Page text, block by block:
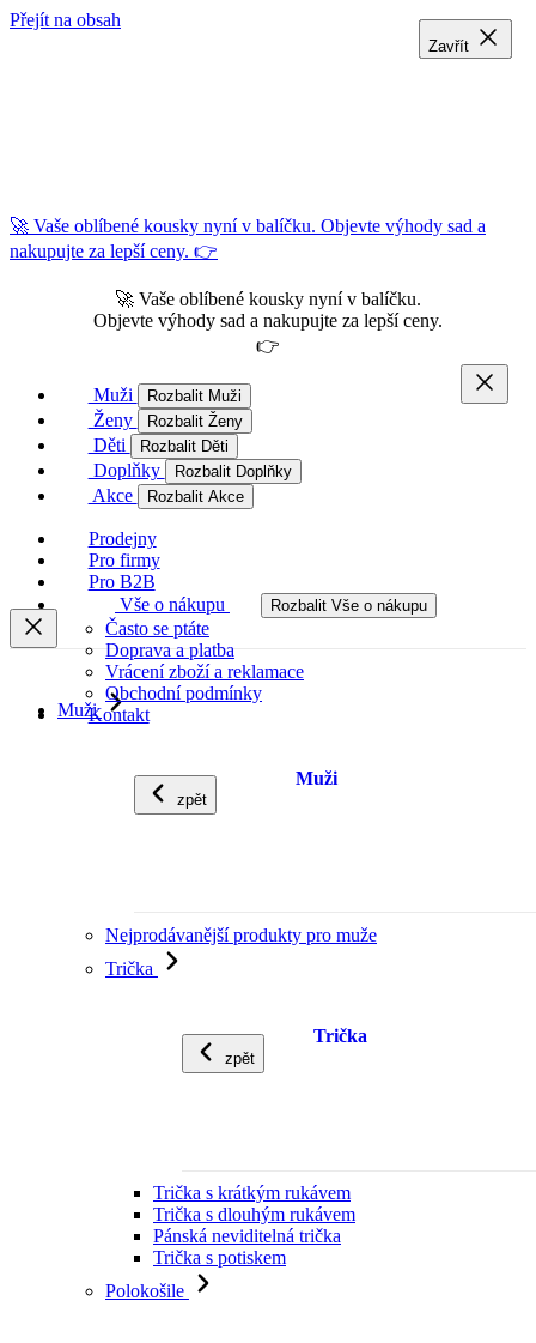
Přejít na obsah
🚀 Vaše oblíbené kousky nyní v balíčku. Objevte výhody sad a
nakupujte za lepší ceny. 👉
🚀 Vaše oblíbené kousky nyní v balíčku.
Objevte výhody sad a nakupujte za lepší ceny.
👉
Muži Rozbalit Muži
Ženy Rozbalit Ženy
Děti Rozbalit Děti
Doplňky Rozbalit Doplňky
Akce Rozbalit Akce
Prodejny
Pro firmy
Pro B2B
Vše o nákupu
Rozbalit Vše o nákupu
Často se ptáte
Doprava a platba
Vrácení zboží a reklamace
Obchodní podmínky
Kontakt
Muži
zpět
Muži
Nejprodávanější produkty pro muže
Trička
zpět
Trička
Trička s krátkým rukávem
Trička s dlouhým rukávem
Pánská neviditelná trička
Trička s potiskem
Polokošile
Zavřít
Zavřít
Zavřít